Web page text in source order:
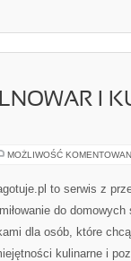
I
MOŻLIWOŚĆ
to serwis z
do
dla osób, które
kulinarne i